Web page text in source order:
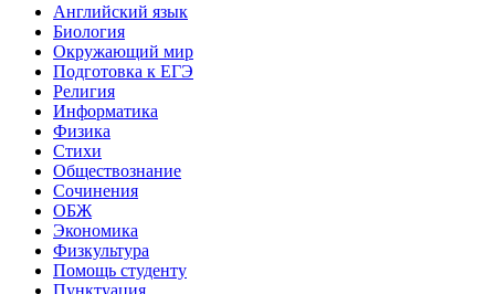
Английский язык
Биология
Окружающий мир
Подготовка к ЕГЭ
Религия
Информатика
Физика
Стихи
Обществознание
Сочинения
ОБЖ
Экономика
Физкультура
Помощь студенту
Пунктуация